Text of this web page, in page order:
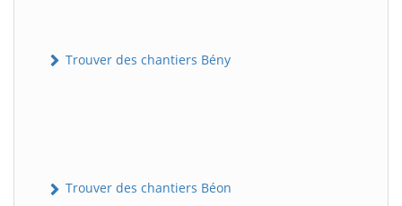
Trouver des chantiers Bény
Trouver des chantiers Béon